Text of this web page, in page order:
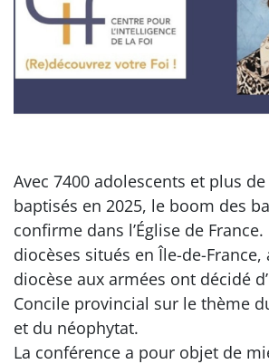
Avec 7400 adolescents et plus
baptisés en 2025, le boom des
confirme dans l’Église de
diocèses situés en Île-de-
diocèse aux armées ont décidé
Concile provincial sur le thème
et du néophytat.
La conférence a pour objet de